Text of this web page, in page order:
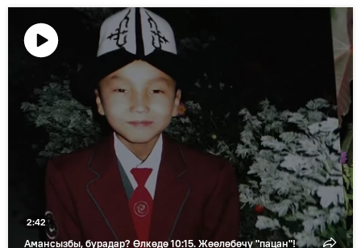
көрсөтүү
Амансызбы, бурадар? Өлкөдө 10:15. Жөөлөбөчү "пацан"!
2:42